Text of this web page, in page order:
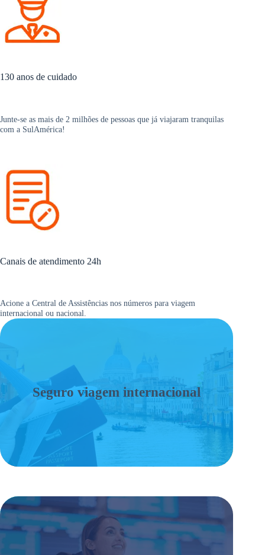
130 anos de cuidado
Junte-se as mais de 2 milhões de pessoas que já viajaram tranquilas
com a SulAmérica!
Canais de atendimento 24h
Acione a Central de Assistências nos números para viagem
internacional ou nacional.
Seguro viagem internacional